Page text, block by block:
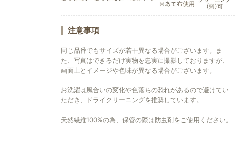
注意事項
同じ品番でもサイズが若干異なる場合がございます。ま
た、写真はできるだけ実物を忠実に撮影しておりますが、
画面上とイメージや色味が異なる場合がございます。
お洗濯は風合いの変化や色落ちの恐れがあるので避けてい
ただき、ドライクリーニングを推奨しています。
天然繊維100%の為、保管の際は防虫剤をご使用ください。